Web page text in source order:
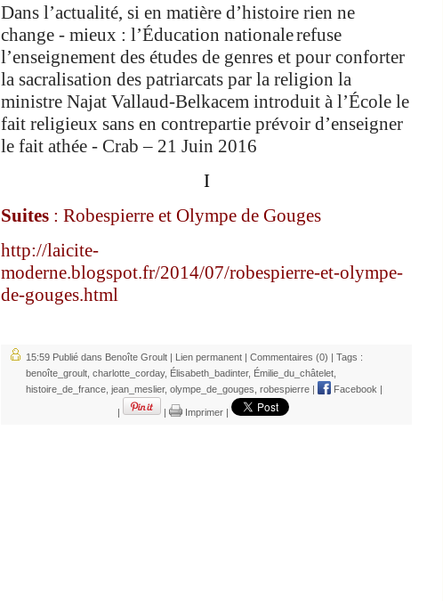
Dans l’actualité, si en matière d’histoire rien ne
change - mieux : l’Éducation nationalerefuse
l’enseignement des études de genres et pour conforter
la sacralisation des patriarcats par la religion la
ministre Najat Vallaud-Belkacem introduit à l’École le
fait religieux sans en contrepartie prévoir d’enseigner
le fait athée - Crab – 21 Juin 2016
I
Suites : Robespierre et Olympe de Gouges
http://laicite-
moderne.blogspot.fr/2014/07/robespierre-et-olympe-
de-gouges.html
15:59 Publié dans Benoîte Groult | Lien permanent | Commentaires (0) | Tags :
benoîte_groult charlotte_corday, Élisabeth_badinter, Émilie_du_châtelet
histoire_de_france jean_meslier, olympe_de_gouges robespierre | Facebook |
| | Imprimer |